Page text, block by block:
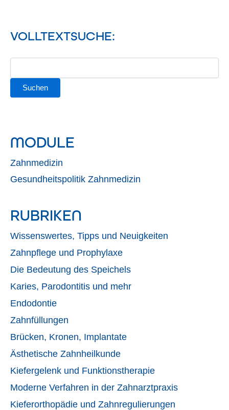
VOLLTEXTSUCHE:
MODULE
Zahnmedizin
Gesundheitspolitik Zahnmedizin
RUBRIKEN
Wissenswertes, Tipps und Neuigkeiten
Zahnpflege und Prophylaxe
Die Bedeutung des Speichels
Karies, Parodontitis und mehr
Endodontie
Zahnfüllungen
Brücken, Kronen, Implantate
Ästhetische Zahnheilkunde
Kiefergelenk und Funktionstherapie
Moderne Verfahren in der Zahnarztpraxis
Kieferorthopädie und Zahnregulierungen